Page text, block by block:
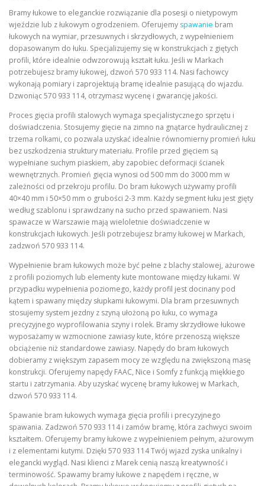
Bramy łukowe to eleganckie rozwiązanie dla posesji o nietypowym
wjeździe lub z łukowym ogrodzeniem. Oferujemy spawanie bram
łukowych na wymiar, przesuwnych i skrzydłowych, z wypełnieniem
dopasowanym do łuku. Specjalizujemy się w konstrukcjach z giętych
profili, które idealnie odwzorowują kształt łuku. Jeśli w Markach
potrzebujesz bramy łukowej, dzwoń 570 933 114. Nasi fachowcy
wykonają pomiary i zaprojektują bramę idealnie pasującą do wjazdu.
Dzwoniąc 570 933 114, otrzymasz wycenę i gwarancję jakości.
Proces gięcia profili stalowych wymaga specjalistycznego sprzętu i
doświadczenia. Stosujemy gięcie na zimno na gnątarce hydraulicznej z
trzema rolkami, co pozwala uzyskać idealnie równomierny promień łuku
bez uszkodzenia struktury materiału. Profile przed gięciem są
wypełniane suchym piaskiem, aby zapobiec deformacji ścianek
wewnętrznych. Promień gięcia wynosi od 500 mm do 3000 mm w
zależności od przekroju profilu. Do bram łukowych używamy profili
40×40 mm i 50×50 mm o grubości 2-3 mm. Każdy segment łuku jest gięty
według szablonu i sprawdzany na sucho przed spawaniem. Nasi
spawacze w Warszawie mają wieloletnie doświadczenie w
konstrukcjach łukowych. Jeśli potrzebujesz bramy łukowej w Markach,
zadzwoń 570 933 114.
Wypełnienie bram łukowych może być pełne z blachy stalowej, ażurowe
z profili poziomych lub elementy kute montowane między łukami. W
przypadku wypełnienia poziomego, każdy profil jest docinany pod
kątem i spawany między słupkami łukowymi. Dla bram przesuwnych
stosujemy system jezdny z szyną ułożoną po łuku, co wymaga
precyzyjnego wyprofilowania szyny i rolek. Bramy skrzydłowe łukowe
wyposażamy w wzmocnione zawiasy kute, które przenoszą większe
obciążenie niż standardowe zawiasy. Napędy do bram łukowych
dobieramy z większym zapasem mocy ze względu na zwiększoną masę
konstrukcji. Oferujemy napędy FAAC, Nice i Somfy z funkcją miękkiego
startu i zatrzymania. Aby uzyskać wycenę bramy łukowej w Markach,
dzwoń 570 933 114.
Spawanie bram łukowych wymaga gięcia profili i precyzyjnego
spawania. Zadzwoń 570 933 114 i zamów bramę, która zachwyci swoim
kształtem. Oferujemy bramy łukowe z wypełnieniem pełnym, ażurowym
i z elementami kutymi. Dzięki 570 933 114 Twój wjazd zyska unikalny i
elegancki wygląd. Nasi klienci z Marek cenią naszą kreatywność i
terminowość. Spawamy bramy łukowe z napędem i ręczne, w